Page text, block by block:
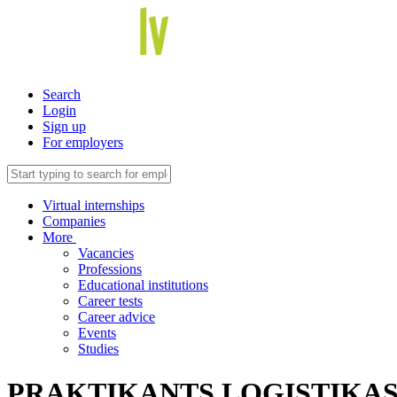
Search
Login
Sign up
For employers
Virtual internships
Companies
More
Vacancies
Professions
Educational institutions
Career tests
Career advice
Events
Studies